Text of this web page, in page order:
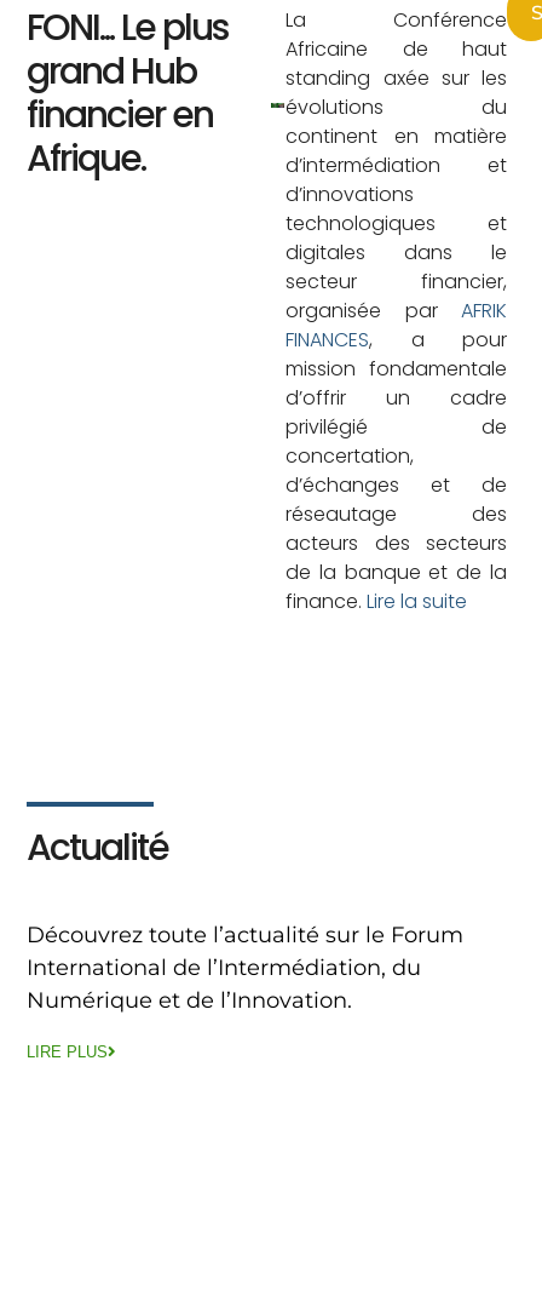
FONI... Le plus
grand Hub
financier en
Afrique.
La Conférence
Africaine de haut
standing axée sur les
évolutions du
continent en matière
d’intermédiation et
d’innovations
technologiques et
digitales dans le
secteur financier,
organisée par AFRIK
FINANCES, a pour
mission fondamentale
d’offrir un cadre
privilégié de
concertation,
d’échanges et de
réseautage des
acteurs des secteurs
de la banque et de la
finance.Lire la suite
Actualité
Découvrez toute l’actualité sur le Forum
International de l’Intermédiation, du
Numérique et de l’Innovation.
LIRE PLUS